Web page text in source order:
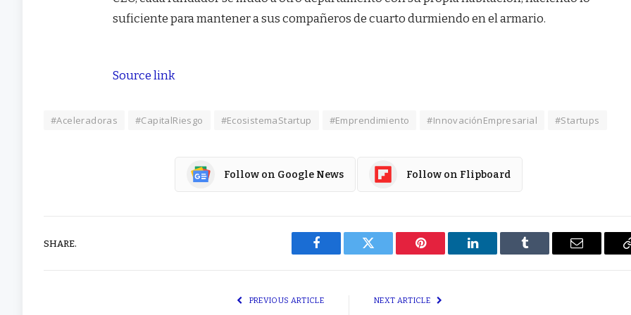
suficiente para mantener a sus compañeros de cuarto durmiendo en el armario.
Source link
#Aceleradoras #CapitalRiesgo #EcosistemaStartup #Emprendimiento #InnovaciónEmpresarial #Startups
Follow on Google News Follow on Flipboard
SHARE.
Facebook Twitter Pinterest LinkedIn Tumblr Email
PREVIOUS ARTICLE NEXT ARTICLE